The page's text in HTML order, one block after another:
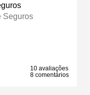
Seguros
10 avaliações
8 comentários